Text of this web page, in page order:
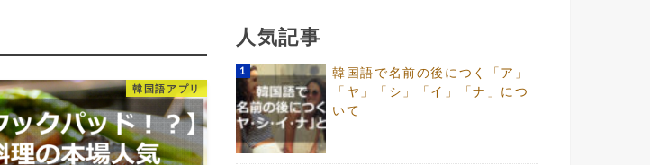
韓国語アプリ
人気記事
韓国語で名前の後につく「ア」
「ヤ」「シ」「イ」「ナ」につ
いて